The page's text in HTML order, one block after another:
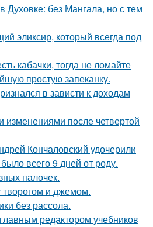
без Мангала, но с тем
эликсир, который всегда под
кабачки, тогда не ломайте
простую запеканку.
в зависти к доходам
изменениями после четвертой
Кончаловский удочерили
всего 9 дней от роду.
палочек.
и джемом.
без рассола.
редактором учебников